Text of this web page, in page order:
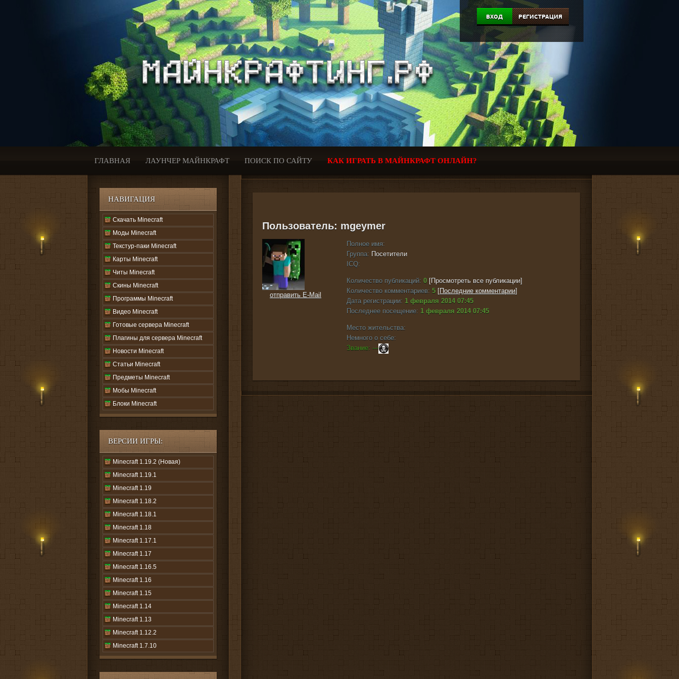
ВХОД РЕГИСТРАЦИЯ
ГЛАВНАЯ ЛАУНЧЕР МАЙНКРАФТ ПОИСК ПО САЙТУ КАК ИГРАТЬ В МАЙНКРАФТ ОНЛАЙН?
НАВИГАЦИЯ
Скачать Minecraft
Моды Minecraft
Текстур-паки Minecraft
Карты Minecraft
Читы Minecraft
Скины Minecraft
Программы Minecraft
Видео Minecraft
Готовые сервера Minecraft
Плагины для сервера Minecraft
Новости Minecraft
Статьи Minecraft
Предметы Minecraft
Мобы Minecraft
Блоки Minecraft
ВЕРСИИ ИГРЫ:
Minecraft 1.19.2 (Новая)
Minecraft 1.19.1
Minecraft 1.19
Minecraft 1.18.2
Minecraft 1.18.1
Minecraft 1.18
Minecraft 1.17.1
Minecraft 1.17
Minecraft 1.16.5
Minecraft 1.16
Minecraft 1.15
Minecraft 1.14
Minecraft 1.13
Minecraft 1.12.2
Minecraft 1.7.10
Пользователь: mgeymer
отправить E-Mail
Полное имя:
Группа: Посетители
ICQ:
Количество публикаций: 0 [Просмотреть все публикации]
Количество комментариев: 5 [Последние комментарии]
Дата регистрации: 1 февраля 2014 07:45
Последнее посещение: 1 февраля 2014 07:45
Место жительства:
Немного о себе:
Звание: ---